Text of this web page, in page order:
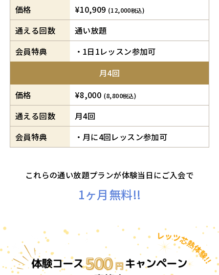
価格
¥10,909 (12,000税込)
通える回数
通い放題
会員特典
1日1レッスン参加可
月4回
価格
¥8,000 (8,800税込)
通える回数
月4回
会員特典
月に4回レッスン参加可
これらの通い放題プランが体験当日にご入会で
1ヶ月無料!!